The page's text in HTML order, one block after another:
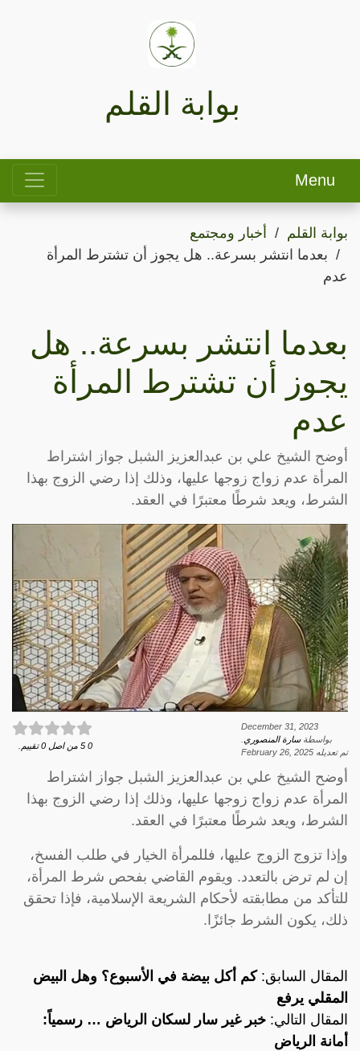
بوابة القلم
Menu
بوابة القلم
أخبار ومجتمع
بعدما انتشر بسرعة.. هل يجوز أن تشترط المرأة
عدم
بعدما انتشر بسرعة.. هل
يجوز أن تشترط المرأة
عدم
أوضح الشيخ علي بن عبدالعزيز الشبل جواز اشتراط
المرأة عدم زواج زوجها عليها، وذلك إذا رضي الزوج بهذا
الشرط، ويعد شرطًا معتبرًا في العقد.
December 31, 2023
بواسطةسارة المنصوري
تم تعديله February 26, 2025
0
5 من اصل 0 تقييم.
أوضح الشيخ علي بن عبدالعزيز الشبل جواز اشتراط
المرأة عدم زواج زوجها عليها، وذلك إذا رضي الزوج بهذا
الشرط، ويعد شرطًا معتبرًا في العقد.
وإذا تزوج الزوج عليها، فللمرأة الخيار في طلب الفسخ،
إن لم ترض بالتعدد. ويقوم القاضي بفحص شرط المرأة،
للتأكد من مطابقته لأحكام الشريعة الإسلامية، فإذا تحقق
ذلك، يكون الشرط جائزًا.
المقال السابق:كم أكل بيضة في الأسبوع؟ وهل البيض
المقلي يرفع
المقال التالي: خبر غير سار لسكان الرياض … رسمياً:
أمانة الرياض